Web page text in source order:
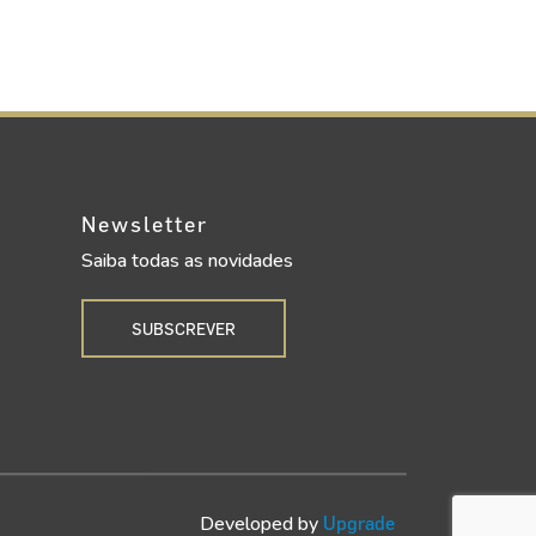
Newsletter
Saiba todas as novidades
SUBSCREVER
Developed by Upgrade